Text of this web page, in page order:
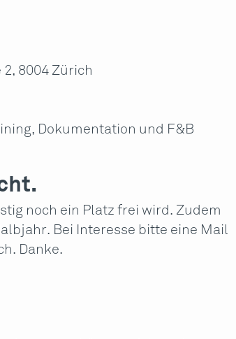
8004 Zürich
Dokumentation und F&B
noch ein Platz frei wird. Zudem
Bei Interesse bitte eine Mail
. Danke.